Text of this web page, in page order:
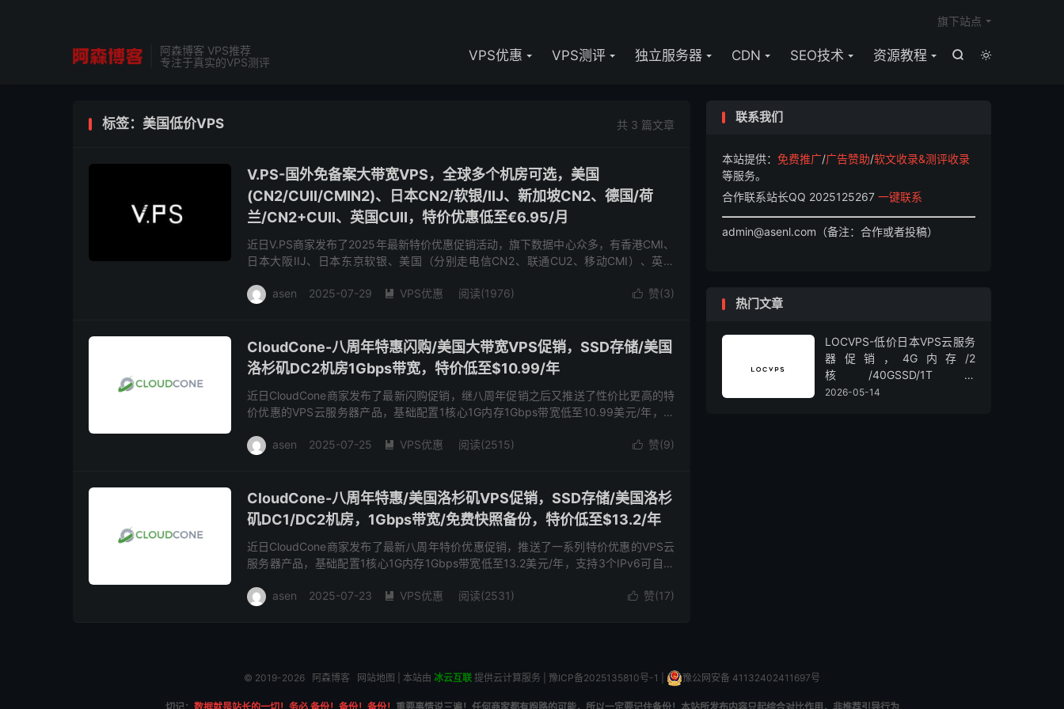
阿森博客 VPS推荐
专注于真实的VPS测评


VPS优惠 VPS测评 独立服务器 CDN SEO技术 资源教程
旗下站点
共 3 篇文章
标签：美国低价VPS
V.PS-国外免备案大带宽VPS，全球多个机房可选，美国
(CN2/CUII/CMIN2)、日本CN2/软银/IIJ、新加坡CN2、德国/荷
兰/CN2+CUII、英国CUII，特价优惠低至€6.95/月
近日V.PS商家发布了2025年最新特价优惠促销活动，旗下数据中心众多，有香港CMI、
日本大阪IIJ、日本东京软银、美国（分别走电信CN2、联通CU2、移动CMI）、英国
 赞(3)
asen 2025-07-29  VPS优惠 阅读(1976)
CloudCone-八周年特惠闪购/美国大带宽VPS促销，SSD存储/美国
洛杉矶DC2机房1Gbps带宽，特价低至$10.99/年
近日CloudCone商家发布了最新闪购促销，继八周年促销之后又推送了性价比更高的特
价优惠的VPS云服务器产品，基础配置1核心1G内存1Gbps带宽低至10.99美元/年，支
 赞(9)
asen 2025-07-25  VPS优惠 阅读(2515)
CloudCone-八周年特惠/美国洛杉矶VPS促销，SSD存储/美国洛杉
矶DC1/DC2机房，1Gbps带宽/免费快照备份，特价低至$13.2/年
近日CloudCone商家发布了最新八周年特价优惠促销，推送了一系列特价优惠的VPS云
服务器产品，基础配置1核心1G内存1Gbps带宽低至13.2美元/年，支持3个IPv6可自行
 赞(17)
asen 2025-07-23  VPS优惠 阅读(2531)
联系我们
本站提供： 免费推广/广告赞助/软文收录&测评收录
等服务。
合作联系站长QQ 2025125267 一键联系
admin@asenl.com（备注：合作或者投稿）
热门文章
LOCVPS-低价日本VPS云服务
器促销，4G内存/2
核/40GSSD/1T流
量/450Mbps带宽，低至36元/
2026-05-14
© 2019-2026 阿森博客 网站地图 | 本站由 冰云互联 提供云计算服务 | 豫ICP备2025135810号-1 豫公网安备 41132402411697号